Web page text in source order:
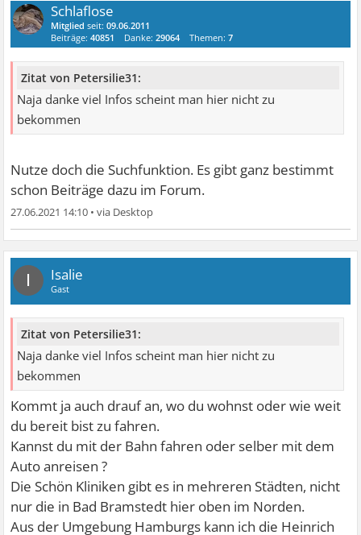
Schlaflose
Mitglied seit:09.06.2011
Beiträge:40851 Danke:29064 Themen:7
Zitat von Petersilie31:
Naja danke viel Infos scheint man hier nicht zu
bekommen
Nutze doch die Suchfunktion. Es gibt ganz bestimmt
schon Beiträge dazu im Forum.
27.06.2021 14:10 •
I Isalie
Gast
Zitat von Petersilie31:
Naja danke viel Infos scheint man hier nicht zu
bekommen
Kommt ja auch drauf an, wo du wohnst oder wie weit
du bereit bist zu fahren.
Kannst du mit der Bahn fahren oder selber mit dem
Auto anreisen ?
Die Schön Kliniken gibt es in mehreren Städten, nicht
nur die in Bad Bramstedt hier oben im Norden.
Aus der Umgebung Hamburgs kann ich die Heinrich